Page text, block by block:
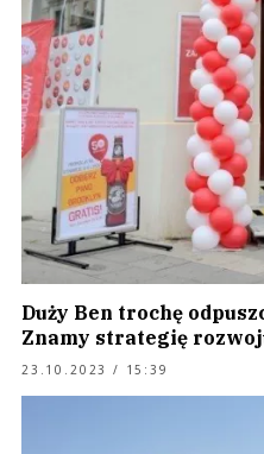
Duży Ben trochę
Znamy strategię
23.10.2023 / 15:39